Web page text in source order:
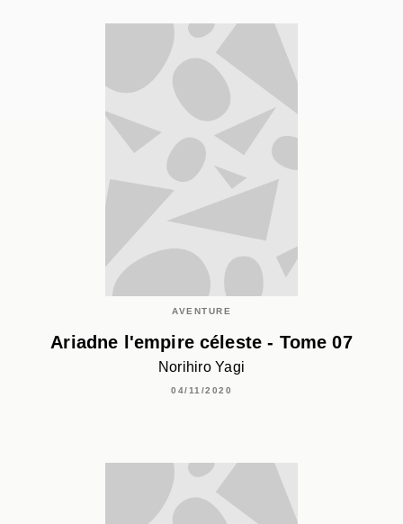
AVENTURE
Ariadne l'empire céleste - Tome 07
Norihiro Yagi
04/11/2020